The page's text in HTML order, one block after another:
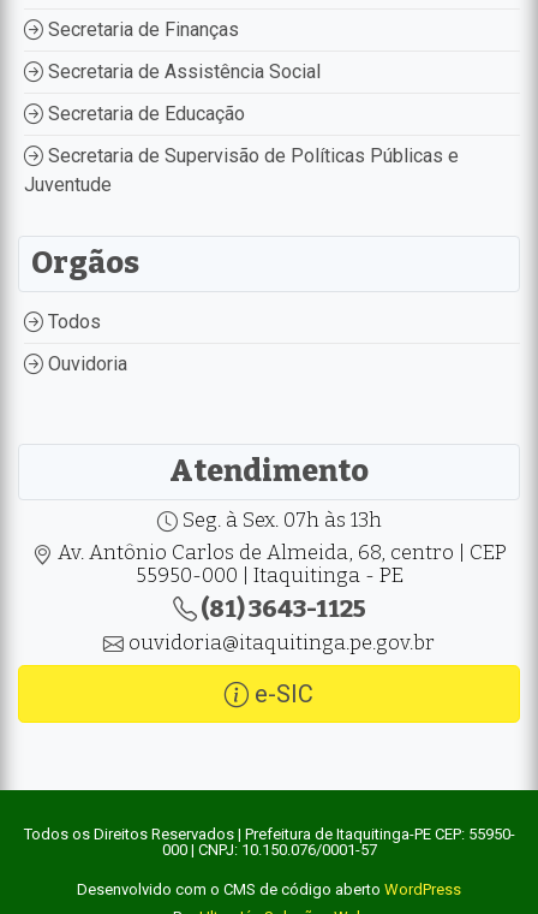
Secretaria de Finanças
Secretaria de Assistência Social
Secretaria de Educação
Secretaria de Supervisão de Políticas Públicas e
Juventude
Orgãos
Todos
Ouvidoria
Atendimento
Seg. à Sex. 07h às 13h
Av. Antônio Carlos de Almeida, 68, centro | CEP
55950-000 | Itaquitinga - PE
(81) 3643-1125
ouvidoria@itaquitinga.pe.gov.br
e-SIC
Todos os Direitos Reservados | Prefeitura de Itaquitinga-PE CEP: 55950-
000 | CNPJ: 10.150.076/0001-57
Desenvolvido com o CMS de código aberto WordPress